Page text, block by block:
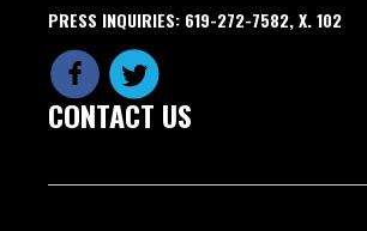
PRESS INQUIRIES: 619-272-7582, X. 102
CONTACT US